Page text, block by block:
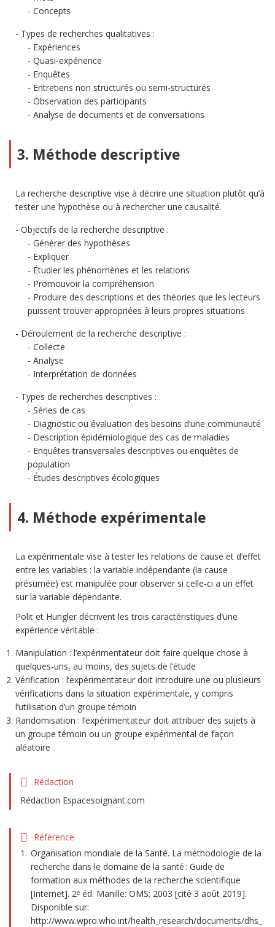
Concepts
Types de recherches qualitatives :
Expériences
Quasi-expérience
Enquêtes
Entretiens non structurés ou semi-structurés
Observation des participants
Analyse de documents et de conversations
3. Méthode descriptive
La recherche descriptive vise à décrire une situation plutôt qu’à
tester une hypothèse ou à rechercher une causalité.
Objectifs de la recherche descriptive :
Générer des hypothèses
Expliquer
Étudier les phénomènes et les relations
Promouvoir la compréhension
Produire des descriptions et des théories que les lecteurs
puissent trouver appropriées à leurs propres situations
Déroulement de la recherche descriptive :
Collecte
Analyse
Interprétation de données
Types de recherches descriptives :
Séries de cas
Diagnostic ou évaluation des besoins d’une communauté
Description épidémiologique des cas de maladies
Enquêtes transversales descriptives ou enquêtes de
population
Études descriptives écologiques
4. Méthode expérimentale
La expérimentale vise à tester les relations de cause et d’effet
entre les variables : la variable indépendante (la cause
présumée) est manipulée pour observer si celle-ci a un effet
sur la variable dépendante.
Polit et Hungler décrivent les trois caractéristiques d’une
expérience véritable :
Manipulation : l’expérimentateur doit faire quelque chose à
quelques-uns, au moins, des sujets de l’étude
Vérification : l’expérimentateur doit introduire une ou plusieurs
vérifications dans la situation expérimentale, y compris
l’utilisation d’un groupe témoin
Randomisation : l’expérimentateur doit attribuer des sujets à
un groupe témoin ou un groupe expérimental de façon
aléatoire
Rédaction
Rédaction Espacesoignant.com
Référence
Organisation mondiale de la Santé. La méthodologie de la
recherche dans le domaine de la santé : Guide de
formation aux méthodes de la recherche scientifique
[Internet]. 2ᵉ éd. Manille: OMS; 2003 [cité 3 août 2019].
Disponible sur:
http://www.wpro.who.int/health_research/documents/dhs_